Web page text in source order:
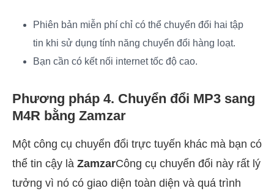
Phiên bản miễn phí chỉ có thể chuyển đổi hai tập
tin khi sử dụng tính năng chuyển đổi hàng loạt.
Bạn cần có kết nối internet tốc độ cao.
Phương pháp 4. Chuyển đổi MP3 sang
M4R bằng Zamzar
Một công cụ chuyển đổi trực tuyến khác mà bạn có
thể tin cậy là ZamzarCông cụ chuyển đổi này rất lý
tưởng vì nó có giao diện toàn diện và quá trình